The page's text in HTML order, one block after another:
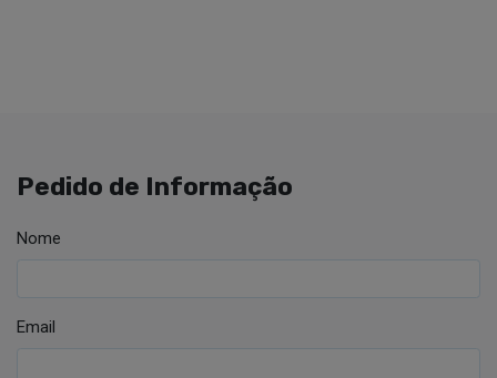
Pedido de Informação
Nome
Email